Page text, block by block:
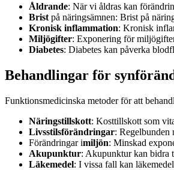
Åldrande: När vi åldras kan
Brist på näringsämnen: Brist på
Kronisk inflammation: Kronisk
Miljögifter: Exponering för
Diabetes: Diabetes kan påverka
Behandlingar för
Funktionsmedicinska metoder för att
Näringstillskott: Kosttillskott som
Livsstilsförändringar: Regelbunden
Förändringar imiljön: Minskad
Akupunktur: Akupunktur kan bidra
Läkemedel: I vissa fall kan